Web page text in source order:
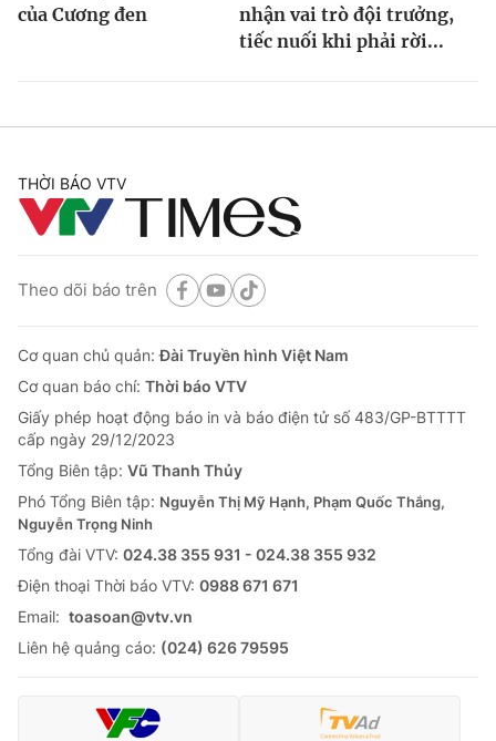
của Cương đen
nhận vai trò đội trưởng,
tiếc nuối khi phải rời...
THỜI BÁO VTV
Theo dõi báo trên
Cơ quan chủ quản:Đài Truyền hình Việt Nam
Cơ quan báo chí: Thời báo VTV
Giấy phép hoạt động báo in và báo điện tử số 483/GP-BTTTT
cấp ngày 29/12/2023
Tổng Biên tập: Vũ Thanh Thủy
Phó Tổng Biên tập: Nguyễn Thị Mỹ Hạnh, Phạm Quốc Thắng,
Nguyễn Trọng Ninh
Tổng đài VTV: 024.38 355 931 - 024.38 355 932
Ðiện thoại Thời báo VTV: 0988 671 671
Email: toasoan@vtv.vn
Liên hệ quảng cáo: (024) 626 79595